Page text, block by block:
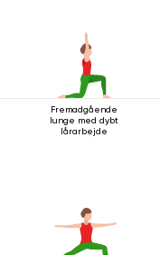
Fremadgående
lunge med dybt
lårarbejde